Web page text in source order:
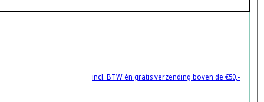
incl. BTW én gratis verzending boven de €50,-